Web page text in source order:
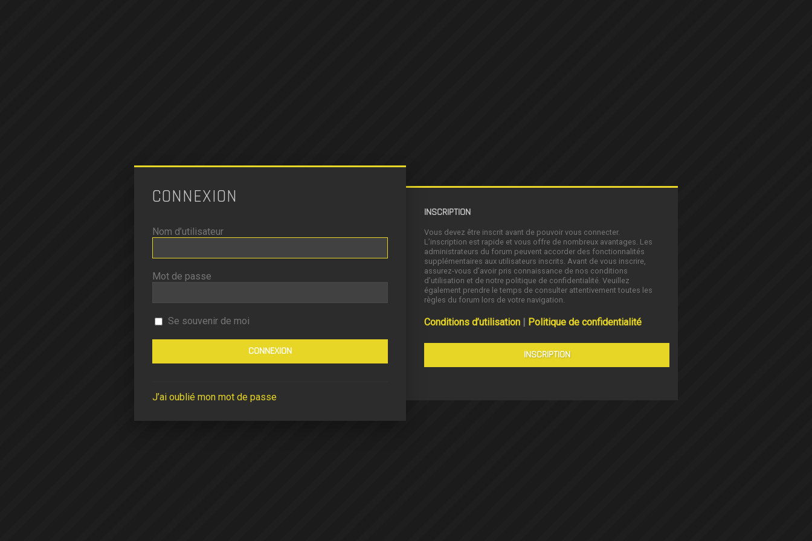
CONNEXION
Nom d’utilisateur
Mot de passe
Se souvenir de moi
J’ai oublié mon mot de passe
INSCRIPTION
Vous devez être inscrit avant de pouvoir vous connecter.
L’inscription est rapide et vous offre de nombreux avantages. Les
administrateurs du forum peuvent accorder des fonctionnalités
supplémentaires aux utilisateurs inscrits. Avant de vous inscrire,
assurez-vous d’avoir pris connaissance de nos conditions
d’utilisation et de notre politique de confidentialité. Veuillez
également prendre le temps de consulter attentivement toutes les
règles du forum lors de votre navigation.
Conditions d’utilisation Politique de confidentialité
INSCRIPTION